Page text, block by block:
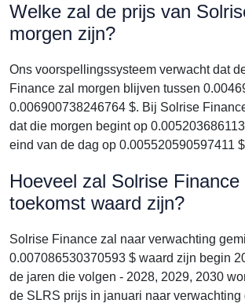
Welke zal de prijs van
morgen zijn?
Ons voorspellingssysteem verwacht dat
Finance zal morgen blijven tussen
0.006900738246764 $. Bij Solrise
dat die morgen begint op
eind van de dag op 0.005520590597411
Hoeveel zal Solrise Finance
toekomst waard zijn?
Solrise Finance zal naar verwachting
0.007086530370593 $ waard zijn begin
de jaren die volgen - 2028, 2029, 2030
de SLRS prijs in januari naar verwachting